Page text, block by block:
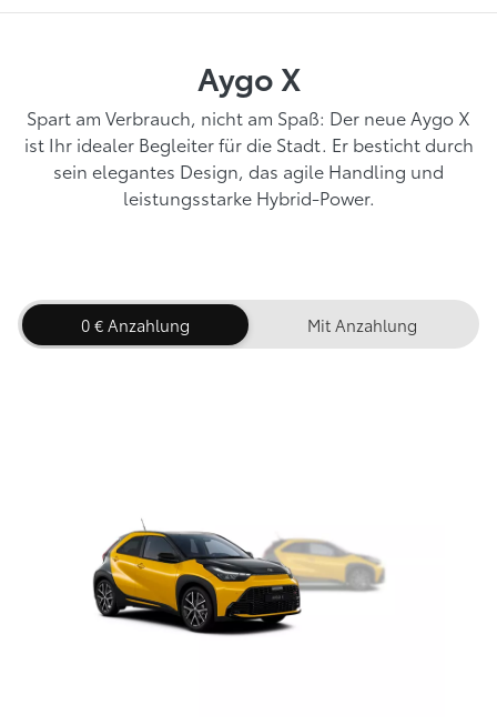
Aygo X
Spart am Verbrauch, nicht am Spaß: Der neue Aygo X
ist Ihr idealer Begleiter für die Stadt. Er besticht durch
sein elegantes Design, das agile Handling und
leistungsstarke Hybrid-Power.
0 € Anzahlung Mit Anzahlung